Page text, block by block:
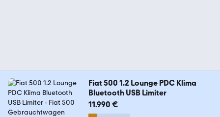
Fiat 500 1.2 Lounge PDC Klima
Bluetooth USB Limiter
11.990 €